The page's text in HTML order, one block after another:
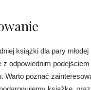
książki dla pary
z odpowiednim
Warto poznać